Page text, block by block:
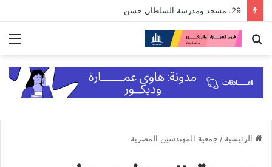
29. مسجد ومدرسة السلطان حسن
بحث
الرئيسية / جمعية المهندسين المصرية